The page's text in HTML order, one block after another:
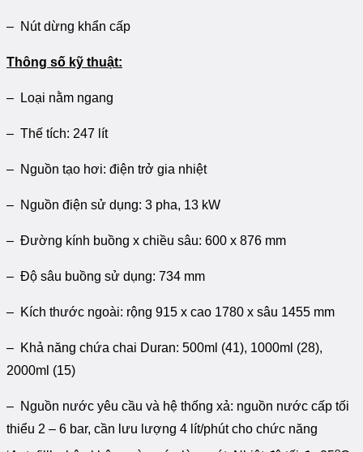
– Nút dừng khẩn cấp
Thông số kỹ thuật:
– Loại nằm ngang
– Thế tích: 247 lít
– Nguồn tạo hơi: điện trở gia nhiệt
– Nguồn điện sử dụng: 3 pha, 13 kW
– Đường kính buồng x chiều sâu: 600 x 876 mm
– Độ sâu buồng sử dụng: 734 mm
– Kích thước ngoài: rộng 915 x cao 1780 x sâu 1455 mm
– Khả năng chứa chai Duran: 500ml (41), 1000ml (28),
2000ml (15)
– Nguồn nước yêu cầu và hệ thống xả: nguồn nước cấp tối
thiểu 2 – 6 bar, cần lưu lượng 4 lít/phút cho chức năng